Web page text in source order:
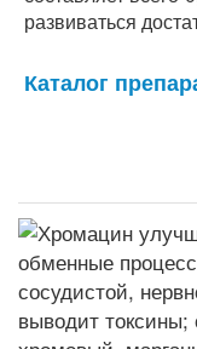
развиваться
Каталог